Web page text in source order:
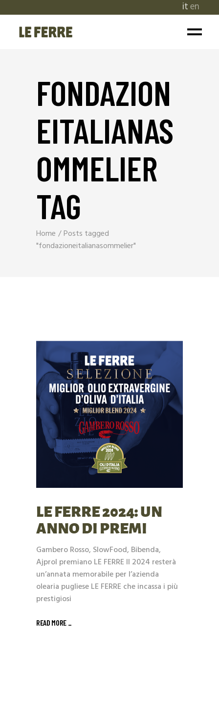
iten
FONDAZION
EITALIANAS
OMMELIER
TAG
Home
Posts tagged
"fondazioneitalianasommelier"
LE FERRE 2024: UN
ANNO DI PREMI
Gambero Rosso, SlowFood, Bibenda,
Ajprol premiano LE FERRE Il 2024 resterà
un’annata memorabile per l’azienda
olearia pugliese LE FERRE che incassa i più
prestigiosi
READ MORE _